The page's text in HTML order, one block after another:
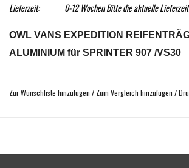
Lieferzeit:
0-12 Wochen Bitte die aktuelle
OWL VANS EXPEDITION
ALUMINIUM für SPRINTER 907 /VS30
Wir präsentieren denOWL VAN A
Zur Wunschliste hinzufügen / Zum Vergleich hinzufügen /